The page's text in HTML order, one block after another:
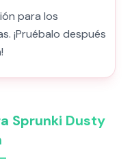
para los
¡Pruébalo después
Sprunki Dusty